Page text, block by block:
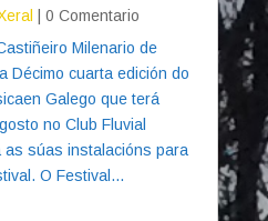
| 0 Comentario
Milenario de
Décimo cuarta edición do
Galego que terá
no Club Fluvial
as súas instalacións para
O Festival...